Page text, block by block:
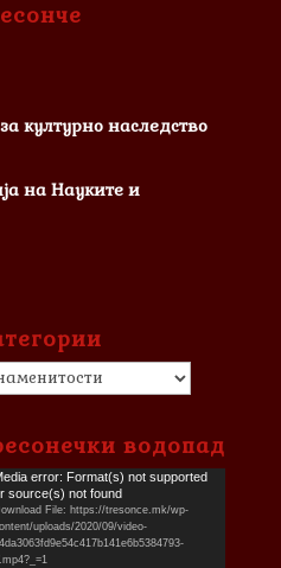
културно наследство
на Науките и
водопад
error: Format(s) not supported
source(s) not found
File: https://tresonce.mk/wp-
uploads/2020/09/video-